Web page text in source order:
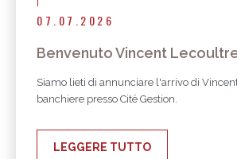
07.07.2026
Benvenuto Vincent
Siamo lieti di annunciare l'arrivo di
banchiere presso Cité Gestion.
LEGGERE TUTTO